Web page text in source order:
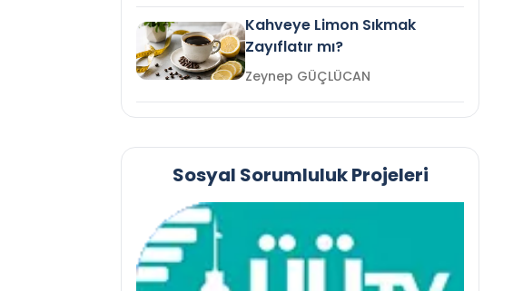
Kahveye Limon Sıkmak
Zayıflatır mı?
Zeynep GÜÇLÜCAN
Sosyal Sorumluluk Projeleri